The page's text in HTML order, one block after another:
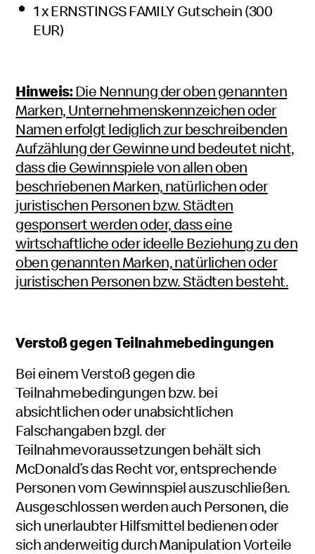
1 x ERNSTINGS FAMILY Gutschein (300
EUR)
Hinweis:Die Nennung der oben genannten
Marken, Unternehmenskennzeichen oder
Namen erfolgt lediglich zur beschreibenden
Aufzählung der Gewinne und bedeutet nicht,
dass die Gewinnspiele von allen oben
beschriebenen Marken, natürlichen oder
juristischen Personen bzw. Städten
gesponsert werden oder, dass eine
wirtschaftliche oder ideelle Beziehung zu den
oben genannten Marken, natürlichen oder
juristischen Personen bzw. Städten besteht.
Verstoß gegen Teilnahmebedingungen
Bei einem Verstoß gegen die
Teilnahmebedingungen bzw. bei
absichtlichen oder unabsichtlichen
Falschangaben bzgl. der
Teilnahmevoraussetzungen behält sich
McDonald’s das Recht vor, entsprechende
Personen vom Gewinnspiel auszuschließen.
Ausgeschlossen werden auch Personen, die
sich unerlaubter Hilfsmittel bedienen oder
sich anderweitig durch Manipulation Vorteile